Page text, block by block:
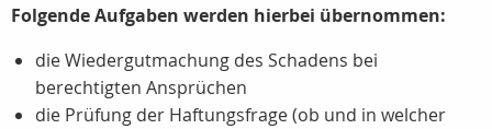
Folgende Aufgaben werden hierbei übernommen:
die Wiedergutmachung des Schadens bei
berechtigten Ansprüchen
die Prüfung der Haftungsfrage (ob und in welcher